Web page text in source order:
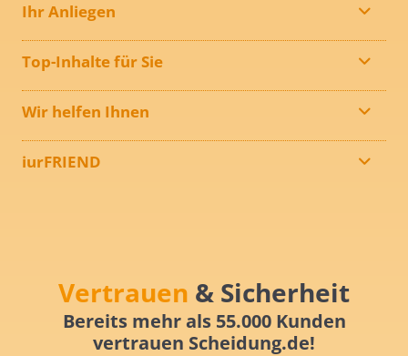
Ihr Anliegen
Top-Inhalte für Sie
Wir helfen Ihnen
iurFRIEND
Vertrauen & Sicherheit
Bereits mehr als 55.000 Kunden
vertrauen Scheidung.de!